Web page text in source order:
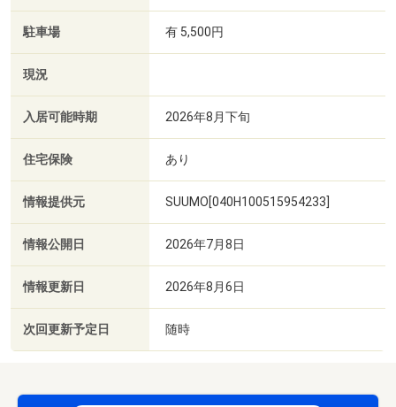
駐車場 有 5,500円
現況
入居可能時期 2026年8月下旬
住宅保険 あり
情報提供元 SUUMO[040H100515954233]
情報公開日 2026年7月8日
情報更新日 2026年8月6日
次回更新予定日 随時